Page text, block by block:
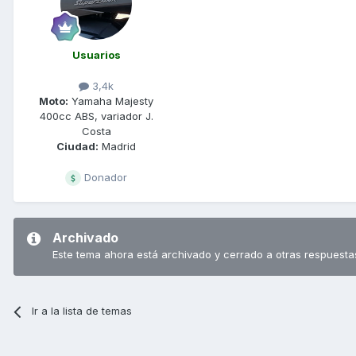
Usuarios
3,4k
Moto: Yamaha Majesty
400cc ABS, variador J.
Costa
Ciudad: Madrid
Donador
Archivado
Este tema ahora está archivado y cerrado a otras
Ir a la lista de temas